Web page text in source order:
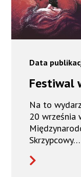
Data
Festiwal
Na to
20 września
Skrzypcowy…